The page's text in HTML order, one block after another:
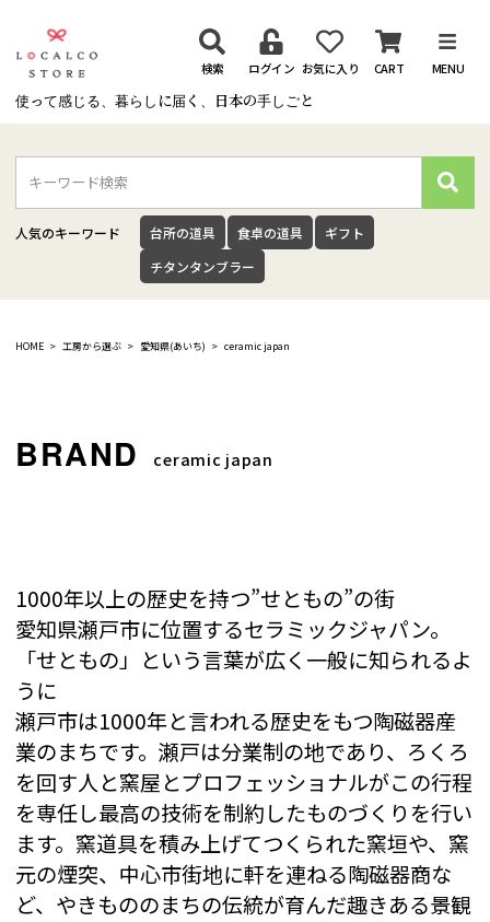
使って感じる、暮らしに届く、日本の手しごと
検索 ログイン お気に入り CART MENU
検
索
人気のキーワード 台所の道具 食卓の道具
ギフト
チタンタンブラー
HOME 工房から選ぶ 愛知県(あいち) ceramic japan
ceramic japan
1000年以上の歴史を持つ”せともの”の街
愛知県瀬戸市に位置するセラミックジャパン。
「せともの」という言葉が広く一般に知られるよ
うに
瀬戸市は1000年と言われる歴史をもつ陶磁器産
業のまちです。瀬戸は分業制の地であり、ろくろ
を回す人と窯屋とプロフェッショナルがこの行程
を専任し最高の技術を制約したものづくりを行い
ます。窯道具を積み上げてつくられた窯垣や、窯
元の煙突、中心市街地に軒を連ねる陶磁器商な
ど、やきもののまちの伝統が育んだ趣きある景観